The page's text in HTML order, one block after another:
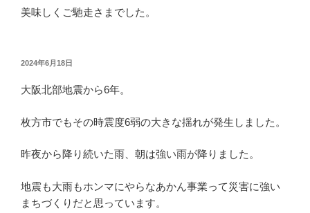
美味しくご馳走さまでした。
投
日:
2024年6月18日
大阪北部地震から6年。
枚方市でもその時震度6弱の大きな揺れが発生しました。
昨夜から降り続いた雨、朝は強い雨が降りました。
地震も大雨もホンマにやらなあかん事業って災害に強い
まちづくりだと思っています。